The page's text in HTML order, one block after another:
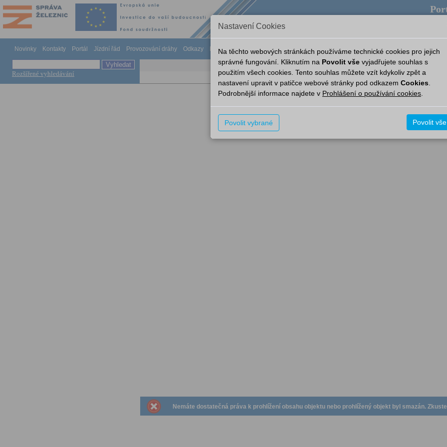
Novinky Kontakty Portál Jízdní řád Provozování dráhy Odkazy Nápověda Provozní aplikace Aplikace Nový Portál
Rozšířené vyhledávání
Nemáte dostatečná práva k prohlížení obsahu objektu nebo prohlížený objekt byl smazán.
Nastavení Cookies
Na těchto webových stránkách používáme technické cookies pro jejich
správné fungování. Kliknutím na Povolit vše vyjadřujete souhlas s
použitím všech cookies. Tento souhlas můžete vzít kdykoliv zpět a
nastavení upravit v patičce webové stránky pod odkazem Cookies
Podrobnější informace najdete v Prohlášení o používání cookies
Povolit vybrané Povolit vše